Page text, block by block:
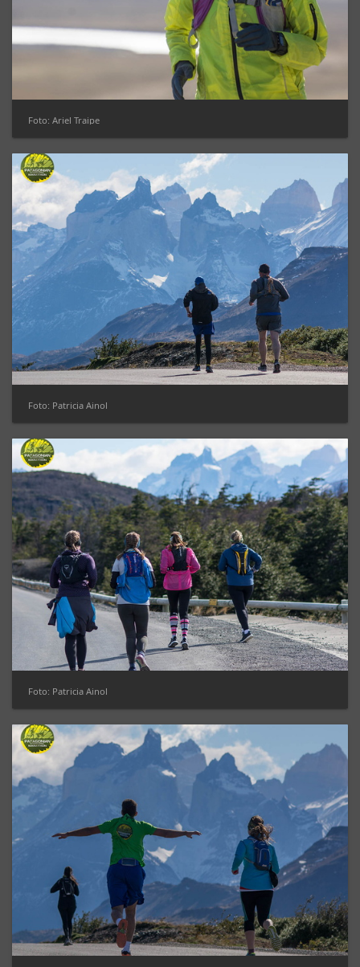
Foto: Ariel Traipe
Foto: Patricia Ainol
Foto: Patricia Ainol